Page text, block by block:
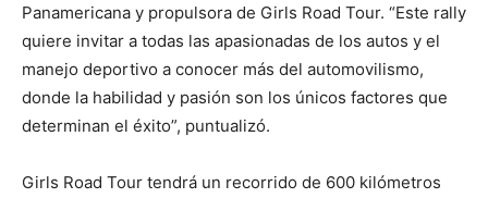
Panamericana y propulsora de Girls Road Tour. “Este rally
quiere invitar a todas las apasionadas de los autos y el
manejo deportivo a conocer más del automovilismo,
donde la habilidad y pasión son los únicos factores que
determinan el éxito”, puntualizó.
Girls Road Tour tendrá un recorrido de 600 kilómetros